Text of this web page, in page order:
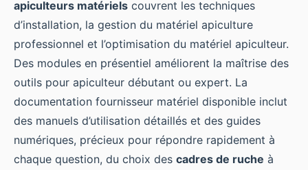
apiculteurs matériels couvrent les techniques
d’installation, la gestion du matériel apiculture
professionnel et l’optimisation du matériel apiculteur.
Des modules en présentiel améliorent la maîtrise des
outils pour apiculteur débutant ou expert. La
documentation fournisseur matériel disponible inclut
des manuels d’utilisation détaillés et des guides
numériques, précieux pour répondre rapidement à
chaque question, du choix des cadres de ruche à